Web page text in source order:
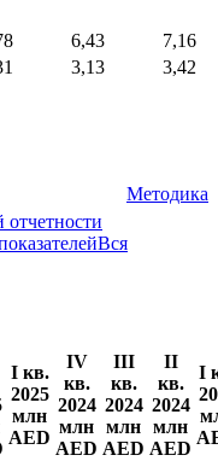
6,43
7,16
3,13 3,42
Методика
Вся
I кв.
2025
млн
AED
IV
кв.
2024
млн
AED
III
кв.
2024
млн
AED
II
кв.
2024
млн
AED
I